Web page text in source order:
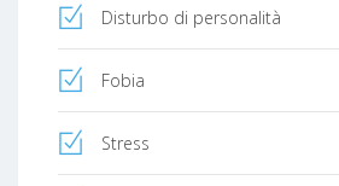
Disturbo di personalità
Fobia
Stress